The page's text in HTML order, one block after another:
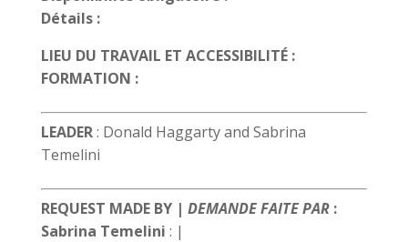
Détails :
LIEU DU TRAVAIL ET ACCESSIBILITÉ :
FORMATION :
LEADER: Donald Haggarty and Sabrina
Temelini
REQUEST MADE BY | DEMANDE FAITE PAR:
Sabrina Temelini : |